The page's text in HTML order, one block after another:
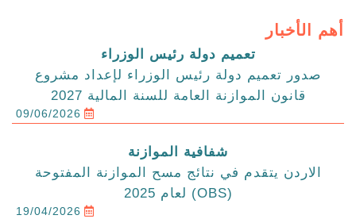
أهم الأخبار
تعميم دولة رئيس الوزراء
صدور تعميم دولة رئيس الوزراء لإعداد مشروع
قانون الموازنة العامة للسنة المالية 2027
09/06/2026
شفافية الموازنة
الاردن يتقدم في نتائج مسح الموازنة المفتوحة
(OBS) لعام 2025
19/04/2026